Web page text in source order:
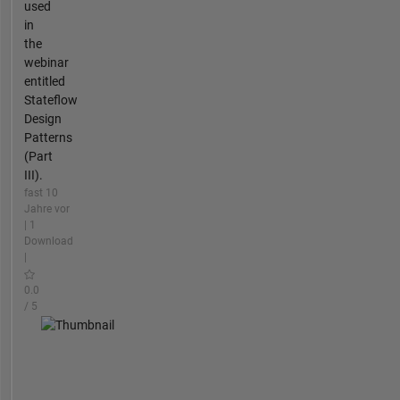
used
in
the
webinar
entitled
Stateflow
Design
Patterns
(Part
III).
fast 10
Jahre vor
| 1
Download
0.0
/ 5